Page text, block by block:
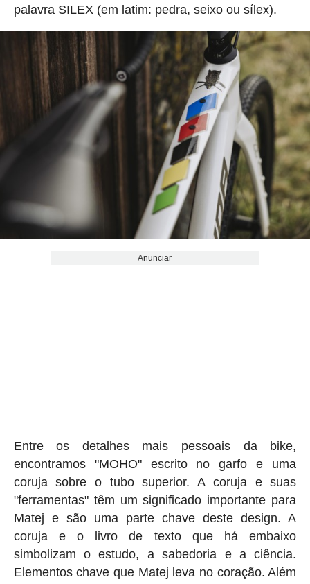
palavra SILEX (em latim: pedra, seixo ou sílex).
Anunciar
Entre os detalhes mais pessoais da bike,
encontramos "MOHO" escrito no garfo e uma
coruja sobre o tubo superior. A coruja e suas
"ferramentas" têm um significado importante para
Matej e são uma parte chave deste design. A
coruja e o livro de texto que há embaixo
simbolizam o estudo, a sabedoria e a ciência.
Elementos chave que Matej leva no coração. Além